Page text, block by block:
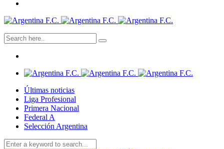
Últimas noticias
Liga Profesional
Primera Nacional
Federal A
Selección Argentina